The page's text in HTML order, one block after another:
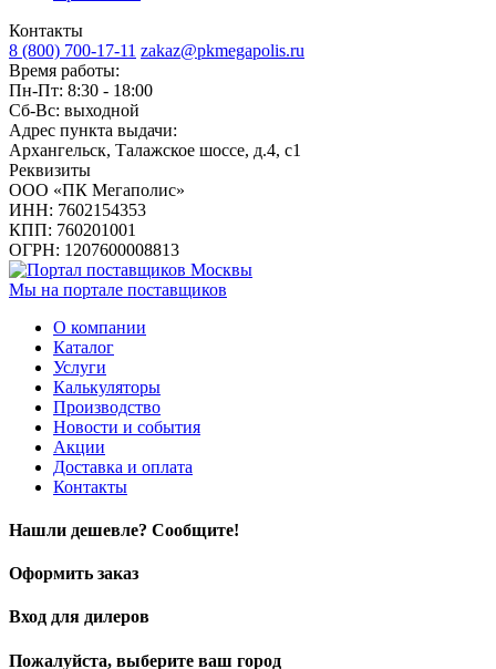
Контакты
8 (800) 700-17-11 zakaz@pkmegapolis.ru
Время работы:
Пн-Пт: 8:30 - 18:00
Сб-Вс: выходной
Адрес пункта выдачи:
Архангельск, Талажское шоссе, д.4, с1
Реквизиты
ООО «ПК Мегаполис»
ИНН: 7602154353
КПП: 760201001
ОГРН: 1207600008813
Мы на портале поставщиков
О компании
Каталог
Услуги
Калькуляторы
Производство
Новости и события
Акции
Доставка и оплата
Контакты
Нашли дешевле? Сообщите!
Оформить заказ
Вход для дилеров
Пожалуйста, выберите ваш город